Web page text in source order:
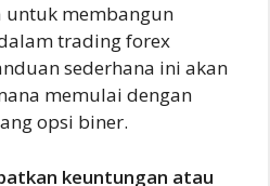
untuk membangun
trading forex
sederhana ini akan
memulai dengan
opsi biner.
keuntungan atau